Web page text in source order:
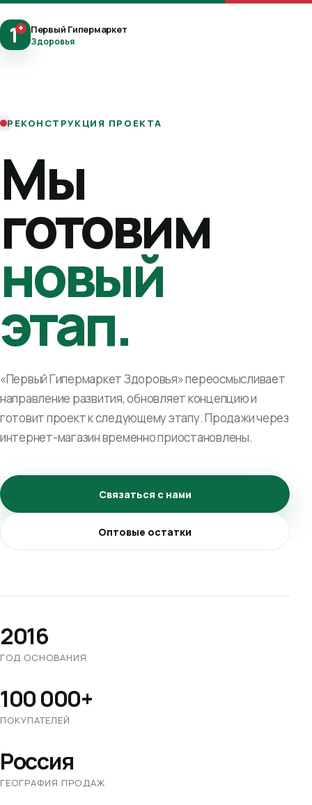
1+ Первый Гипермаркет
Здоровья
РЕКОНСТРУКЦИЯ ПРОЕКТА
Мы
готовим
новый
этап.
«Первый Гипермаркет Здоровья» переосмысливает
направление развития, обновляет концепцию и
готовит проект к следующему этапу. Продажи через
интернет-магазин временно приостановлены.
Связаться с нами
Оптовые остатки
2016
ГОД ОСНОВАНИЯ
100 000+
ПОКУПАТЕЛЕЙ
Россия
ГЕОГРАФИЯ ПРОДАЖ